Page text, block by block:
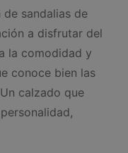
sandalias de
a disfrutar del
la comodidad y
conoce bien las
calzado que